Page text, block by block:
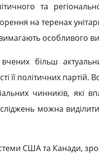
та
на теренах
особливого
більш
її політичних
чинників, які
можна
США та Канади,